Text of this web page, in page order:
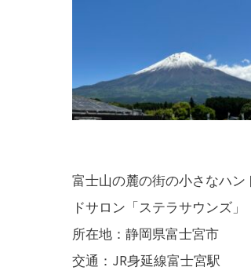
富士山の麓の街の小さなハン
ドサロン「ステラサウンズ」
所在地：静岡県富士宮市
交通：JR身延線富士宮駅